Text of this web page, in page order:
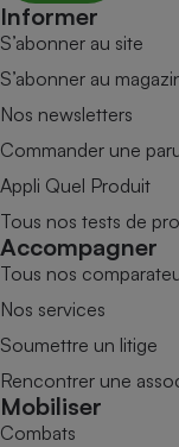
Informer
S’abonner au site
S’abonner au
Nos newsletters
Commander une
Appli Quel Produit
Tous nos tests de
Accompagner
Tous nos
Nos services
Soumettre un litige
Rencontrer une
Mobiliser
Combats